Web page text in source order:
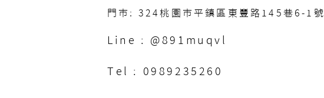
門市: 324桃園市平鎮區東豐路145巷6-1號
Line : @891muqvl
Tel : 0989235260